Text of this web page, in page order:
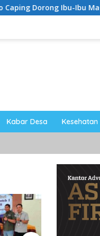
Ibu-Ibu Magetan
Kabar Desa Kesehatan